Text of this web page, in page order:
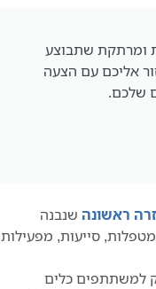
ומרתקת שתבוצע
אליכם עם הצעה
שלכם.
ראשונה שנבנה
סייעות, מפעילות
למשתתפים כלים